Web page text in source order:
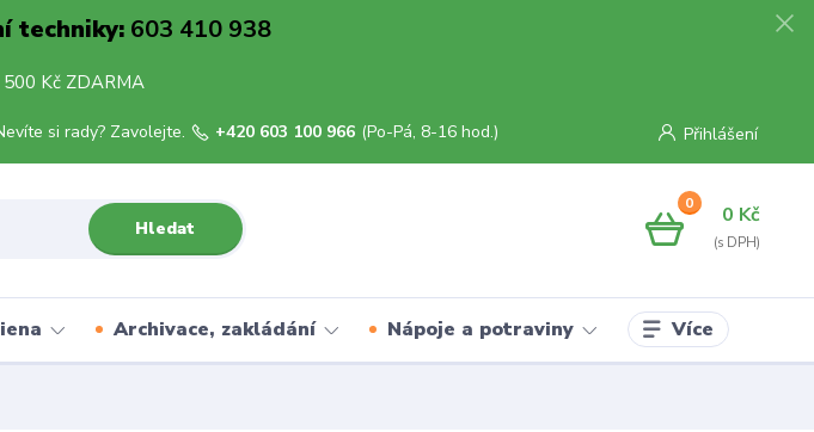
techniky:603 410 938
Kč ZDARMA
Přihlášení
Hledat
si rady? Zavolejte. +420 603 100 966 (Po-Pá, 8-16 hod.)
0 0 Kč
Archivace, zakládání Nápoje a potraviny Více